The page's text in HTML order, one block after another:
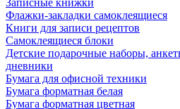
Записные книжки
Флажки-закладки самоклеящиеся
Книги для записи рецептов
Самоклеящиеся блоки
Детские подарочные наборы,
дневники
Бумага для офисной техники
Бумага форматная белая
Бумага форматная цветная